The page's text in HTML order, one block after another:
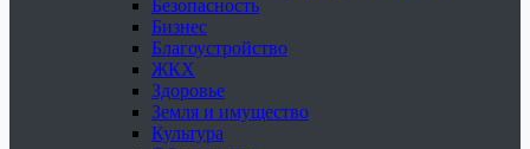
Безопасность
Бизнес
Благоустройство
ЖКХ
Здоровье
Земля и имущество
Культура